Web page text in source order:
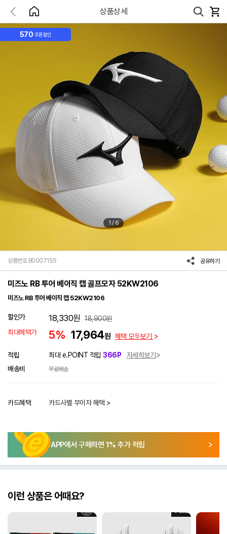
상품상세
570 쿠폰할인
1 /6
상품번호 B0007155 공유하기
미즈노 RB 투어 베이직 캡 골프모자 52KW2106
미즈노 RB 투어 베이직 캡 52KW2106
할인가 18,330원 18,900원
최대혜택가
5% 17,964원 혜택 모두보기
적립 최대 e.POINT 적립 366P
자세히보기
배송비
무료배송
카드혜택 카드사별 무이자 혜택 >
APP에서 구매하면 1% 추가 적립
이런 상품은 어때요?